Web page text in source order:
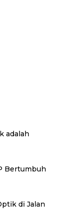
adalah
Bertumbuh
di Jalan